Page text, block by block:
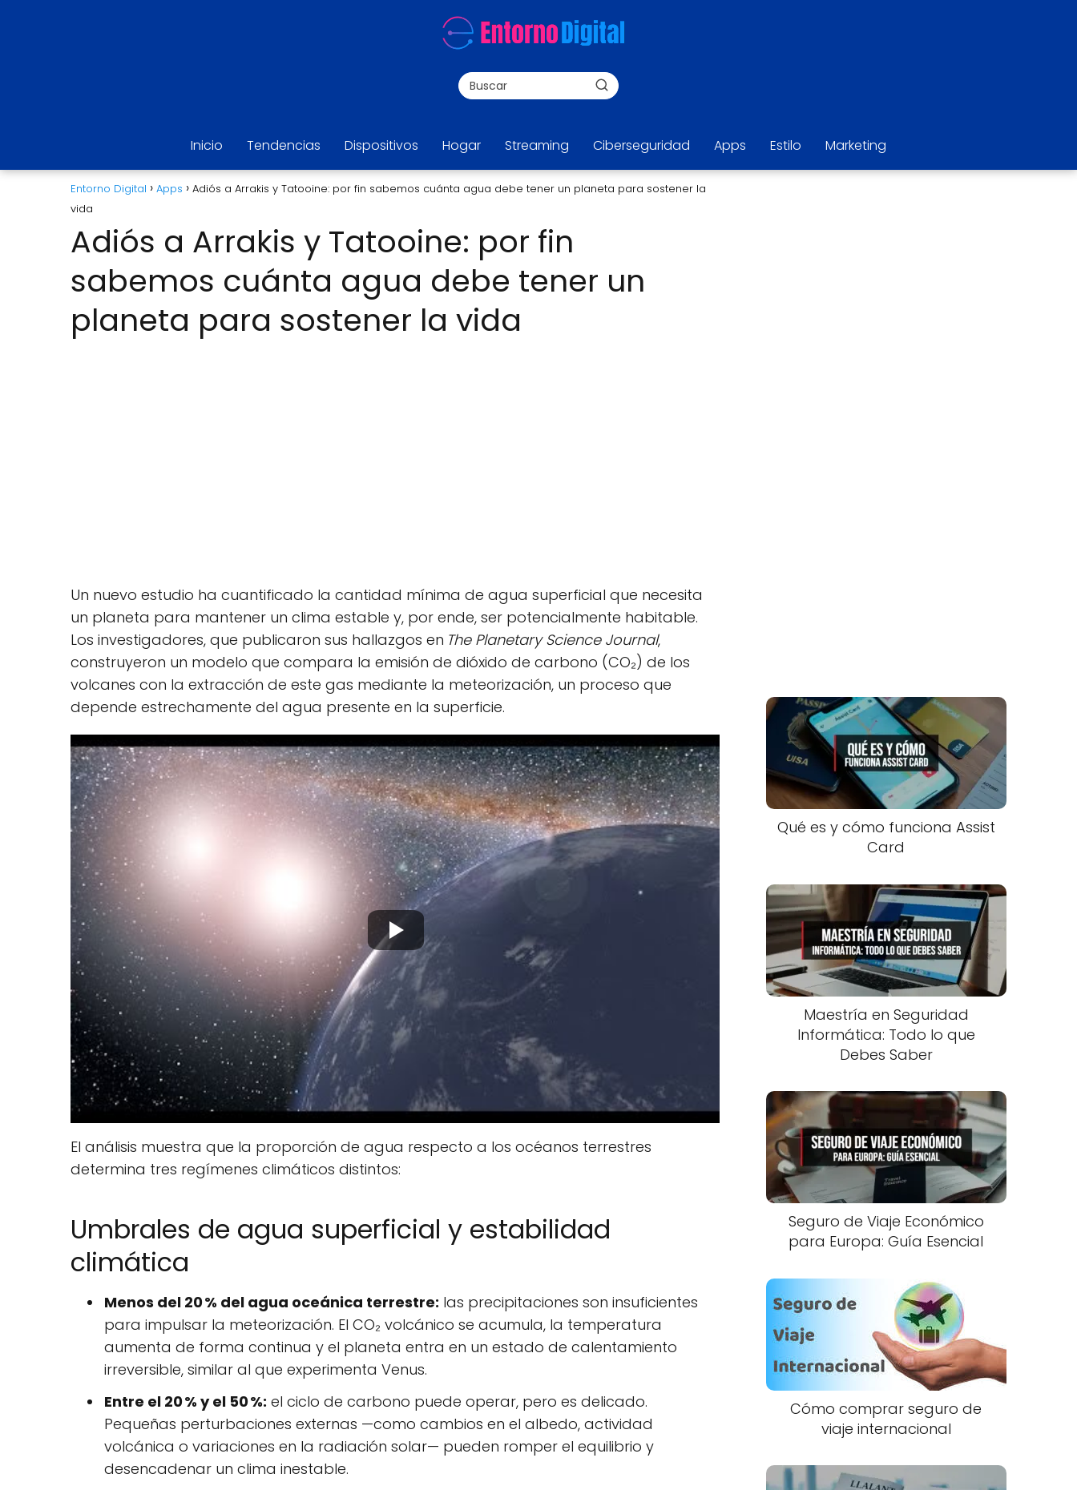
Inicio Tendencias Dispositivos Hogar Streaming Ciberseguridad Apps Estilo Marketing
Entorno Digital Apps
Adiós a Arrakis y Tatooine: por fin sabemos cuánta agua debe tener un planeta para sostener la
vida
Adiós a Arrakis y Tatooine: por fin
sabemos cuánta agua debe tener un
planeta para sostener la vida
Un nuevo estudio ha cuantificado la cantidad mínima de agua superficial que necesita
un planeta para mantener un clima estable y, por ende, ser potencialmente habitable.
Los investigadores, que publicaron sus hallazgos en The Planetary Science Journal,
construyeron un modelo que compara la emisión de dióxido de carbono (CO₂) de los
volcanes con la extracción de este gas mediante la meteorización, un proceso que
depende estrechamente del agua presente en la superficie.
El análisis muestra que la proporción de agua respecto a los océanos terrestres
determina tres regímenes climáticos distintos:
Umbrales de agua superficial y estabilidad
climática
Menos del 20 % del agua oceánica terrestre: las precipitaciones son insuficientes
para impulsar la meteorización. El CO₂ volcánico se acumula, la temperatura
aumenta de forma continua y el planeta entra en un estado de calentamiento
irreversible, similar al que experimenta Venus.
Entre el 20 % y el 50 %: el ciclo de carbono puede operar, pero es delicado.
Pequeñas perturbaciones externas —como cambios en el albedo, actividad
volcánica o variaciones en la radiación solar— pueden romper el equilibrio y
desencadenar un clima inestable.
Qué es y cómo funciona Assist
Card
Maestría en Seguridad
Informática: Todo lo que
Debes Saber
Seguro de Viaje Económico
para Europa: Guía Esencial
Cómo comprar seguro de
viaje internacional